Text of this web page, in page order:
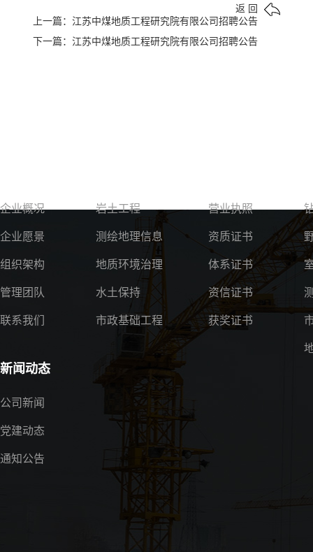
返 回
上一篇：江苏中煤地质工程研究院有限公司招聘公告
下一篇：江苏中煤地质工程研究院有限公司招聘公告
企业概况
企业愿景
组织架构
管理团队
联系我们
岩土工程
测绘地理信息
地质环境治理
水土保持
市政基础工程
营业执照
资质证书
体系证书
资信证书
获奖证书
新闻动态
公司新闻
党建动态
通知公告